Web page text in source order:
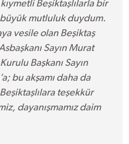
Beşiktaşlılarla bir
mutluluk duydum.
vesile olan Beşiktaş
Sayın Murat
Başkanı Sayın
bu akşamı daha da
teşekkür
dayanışmamız daim